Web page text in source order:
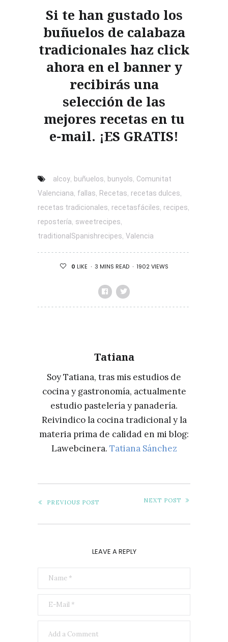
Si te han gustado los
buñuelos de calabaza
tradicionales haz click
ahora en el banner y
recibirás una
selección de las
mejores recetas en tu
e-mail. ¡ES GRATIS!
alcoy, buñuelos, bunyols, Comunitat
Valenciana, fallas, Recetas, recetas dulces,
recetas tradicionales, recetasfáciles, recipes,
repostería, sweetrecipes,
traditionalSpanishrecipes, Valencia
0 LIKE 3 MINS READ 1902 VIEWS
Tatiana
Soy Tatiana, tras mis estudios de
cocina y gastronomía, actualmente
estudio pastelería y panadería.
Reivindico la cocina tradicional y la
materia prima de calidad en mi blog:
Lawebcinera. Tatiana Sánchez
PREVIOUS POST NEXT POST
LEAVE A REPLY